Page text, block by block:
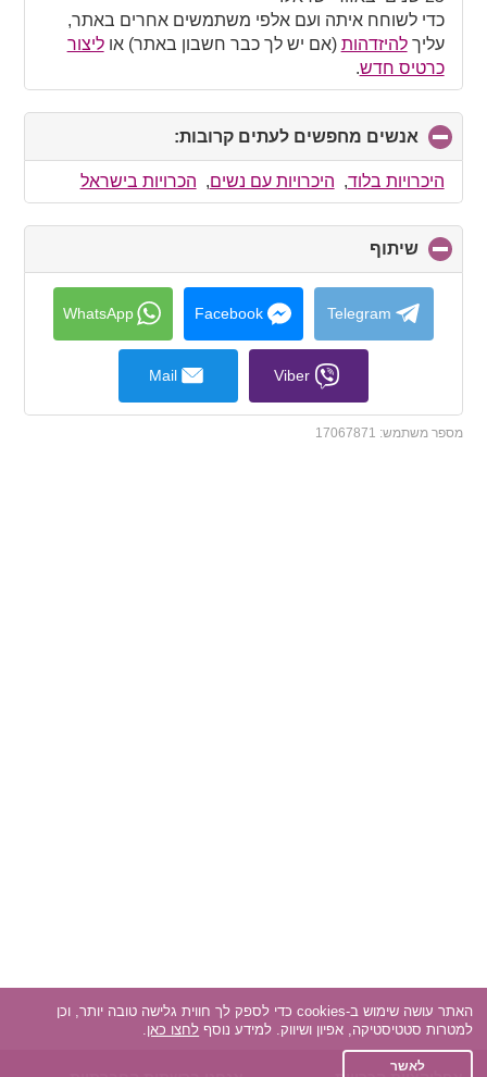
כדי לשוחח איתה ועם אלפי משתמשים אחרים באתר,
עליךלהיזדהות (אם יש לך כבר חשבון באתר) אוליצור
כרטיס חדש.
אנשים מחפשים לעתים קרובות:
to
collapse
contents
היכרויות בלוד, היכרויות עם נשים, הכרויות בישראל
שיתוף
to
collapse
contents
Telegram
Facebook
WhatsApp
Viber
Mail
מספר משתמש: 17067871
האתר עושה שימוש ב-cookies כדי לספק לך חווית גלישה טובה יותר, וכן
למטרות סטטיסטיקה, אפיון ושיווק. למידע נוסף לחצו כאן.
לאשר